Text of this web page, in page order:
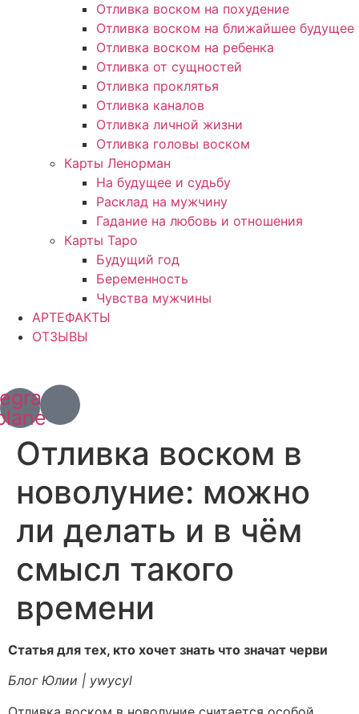
Отливка воском на похудение
Отливка воском на ближайшее будущее
Отливка воском на ребенка
Отливка от сущностей
Отливка проклятья
Отливка каналов
Отливка личной жизни
Отливка головы воском
Карты Ленорман
На будущее и судьбу
Расклад на мужчину
Гадание на любовь и отношения
Карты Таро
Будущий год
Беременность
Чувства мужчины
АРТЕФАКТЫ
ОТЗЫВЫ
Отливка воском в
новолуние: можно
ли делать и в чём
смысл такого
времени
Статья для тех, кто хочет знать что значат черви
Блог Юлии | ywycyl